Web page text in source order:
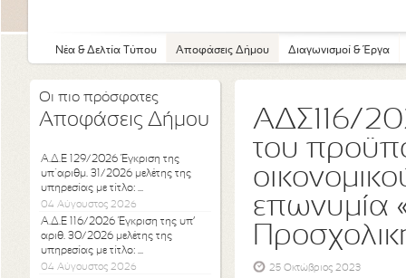
Νέα & Δελτία Τύπου Αποφάσεις Δήμου Διαγωνισμοί & Έργα
Οι πιο πρόσφατες
Αποφάσεις Δήμου
Α.Δ.Ε 129/2026 Έγκριση της
υπ΄αριθμ. 31/2026 μελέτης της
υπηρεσίας με τίτλο: ...
04 Αύγουστος 2026
Α.Δ.Ε 116/2026 Έγκριση της υπ’
αριθ. 30/2026 μελέτης της
υπηρεσίας με τίτλο: ...
04 Αύγουστος 2026
ΑΔΣ116/
του
επωνυμία
25 Οκτώβριος 2023